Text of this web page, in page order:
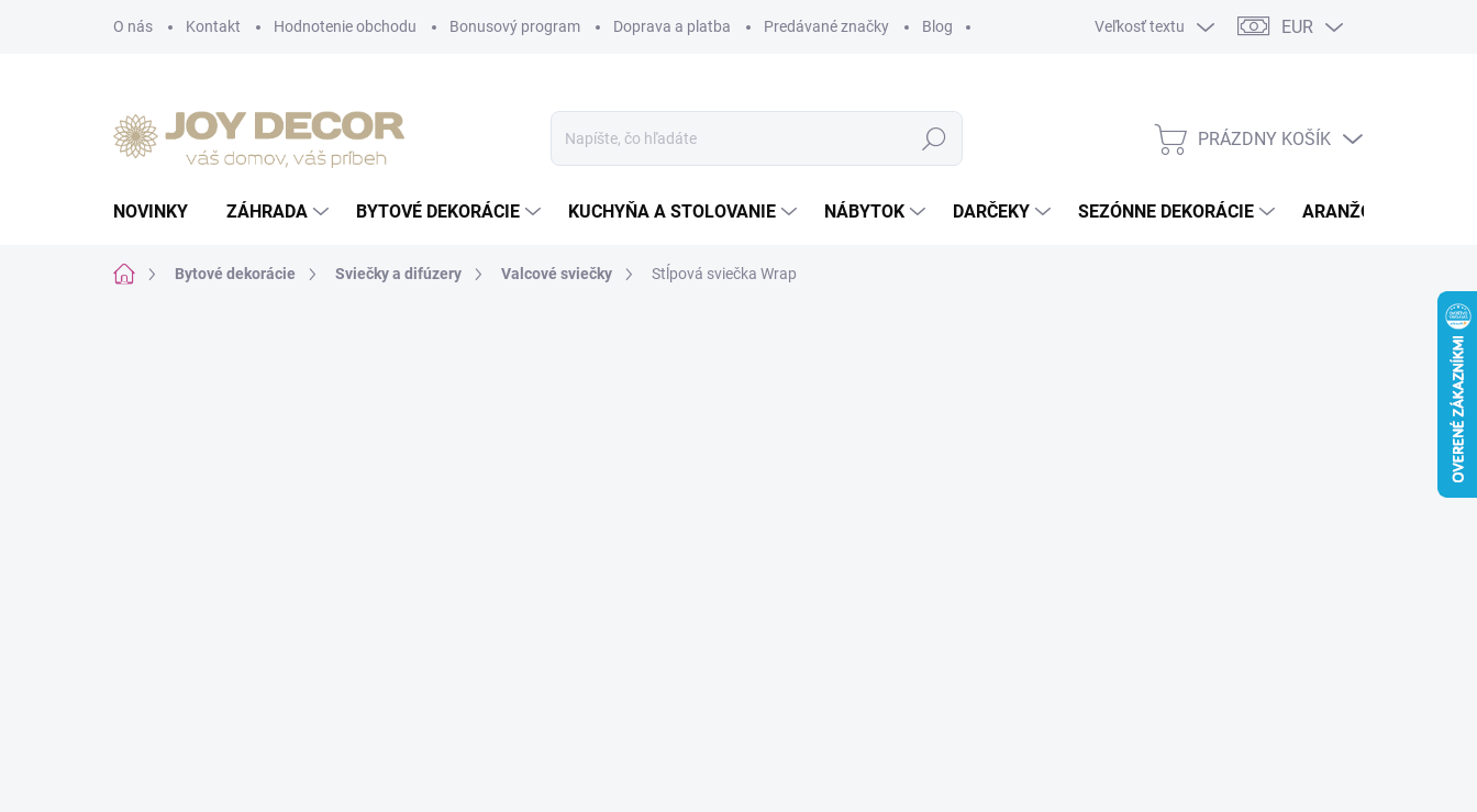
O nás Kontakt Hodnotenie obchodu Bonusový program Doprava a platba Predávané značky Blog Veľkosť textu EUR
Hľadať
NÁKUPNÝ
PRÁZDNY KOŠÍK
NOVINKY ZÁHRADA BYTOVÉ DEKORÁCIE KUCHYŇA A STOLOVANIE NÁBYTOK DARČEKY SEZÓNNE DEKORÁCIE ARANŽOVACÍ
DomovBytové dekorácie Sviečky a difúzery Valcové sviečky Stĺpová sviečka Wrap